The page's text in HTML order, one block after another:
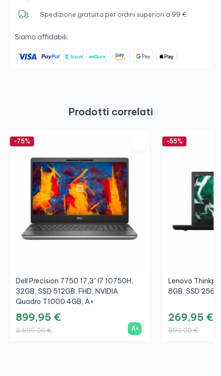
Spedizione gratuita per ordini superiori a 99 €
Siamo affidabili:
Prodotti correlati
-75%
Dell Precision 7750 17,3" I7 10750H,
32GB, SSD 512GB, FHD, NVIDIA
Quadro T1000 4GB, A+
899,95 €
3.599,00 € A+
-55%
Lenovo
8GB, SSD
269,95 €
599,00 €